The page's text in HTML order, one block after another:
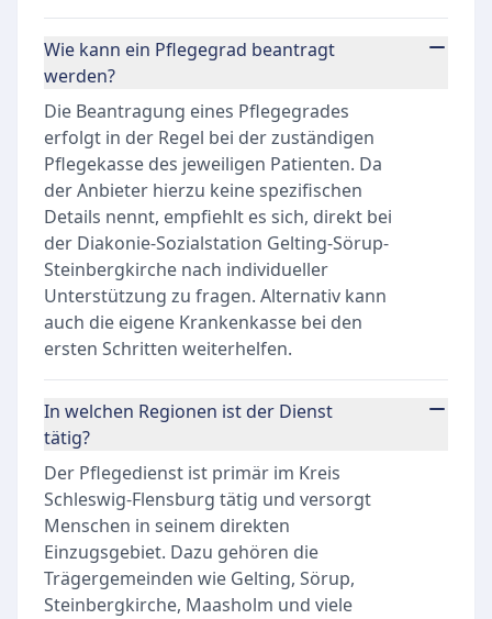
Wie kann ein Pflegegrad beantragt
werden?
Die Beantragung eines Pflegegrades
erfolgt in der Regel bei der zuständigen
Pflegekasse des jeweiligen Patienten. Da
der Anbieter hierzu keine spezifischen
Details nennt, empfiehlt es sich, direkt bei
der Diakonie-Sozialstation Gelting-Sörup-
Steinbergkirche nach individueller
Unterstützung zu fragen. Alternativ kann
auch die eigene Krankenkasse bei den
ersten Schritten weiterhelfen.
In welchen Regionen ist der Dienst
tätig?
Der Pflegedienst ist primär im Kreis
Schleswig-Flensburg tätig und versorgt
Menschen in seinem direkten
Einzugsgebiet. Dazu gehören die
Trägergemeinden wie Gelting, Sörup,
Steinbergkirche, Maasholm und viele